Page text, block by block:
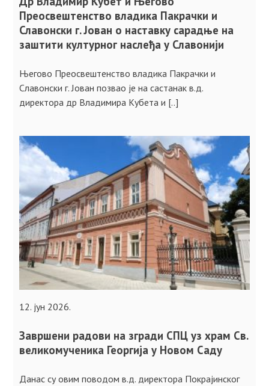
Преосвештенство владика Пакрачки и
Славонски г. Јован о наставку сарадње на
заштити културног наслеђа у Славонији
Његово Преосвештенство владика Пакрачки и
Славонски г. Јован позвао је на састанак в.д.
директора др Владимира Кубета и [..]
12. јун 2026.
Завршени радови на згради СПЦ уз храм Св.
великомученика Георгија у Новом Саду
Данас су овим поводом в.д. директора Покрајинског